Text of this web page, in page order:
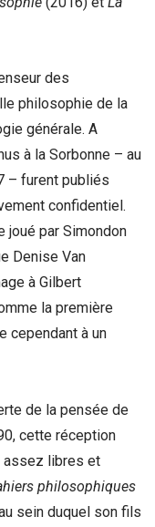
des
philosophie de la
générale. A
à la Sorbonne – au
– furent publiés
confidentiel.
joué par Simondon
Denise Van
à Gilbert
la première
cependant à un
de la pensée de
cette réception
assez libres et
philosophiques
sein duquel son fils